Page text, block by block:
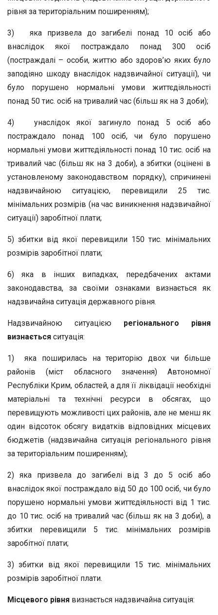
рівня за територіальним поширенням);
3) яка призвела до загибелі понад 10 осіб або
внаслідок якої постраждало понад 300 осіб
(постраждалі – особи, життю або здоров’ю яких було
заподіяно шкоду внаслідок надзвичайної ситуації), чи
було порушено нормальні умови життєдіяльності
понад 50 тис. осіб на тривалий час (більш як на 3 доби);
4) унаслідок якої загинуло понад 5 осіб або
постраждало понад 100 осіб, чи було порушено
нормальні умови життєдіяльності понад 10 тис. осіб на
тривалий час (більш як на 3 доби), а збитки (оцінені в
установленому законодавством порядку), спричинені
надзвичайною ситуацією, перевищили 25 тис.
мінімальних розмірів (на час виникнення надзвичайної
ситуації) заробітної плати;
5) збитки від якої перевищили 150 тис. мінімальних
розмірів заробітної плати;
6) яка в інших випадках, передбачених актами
законодавства, за своїми ознаками визнається як
надзвичайна ситуація державного рівня.
Надзвичайною ситуацією регіонального рівня
визнається ситуація:
1) яка поширилась на територію двох чи більше
районів (міст обласного значення) Автономної
Республіки Крим, областей, а для її ліквідації необхідні
матеріальні та технічні ресурси в обсягах, що
перевищують можливості цих районів, але не менш як
один відсоток обсягу видатків відповідних місцевих
бюджетів (надзвичайна ситуація регіонального рівня
за територіальним поширенням);
2) яка призвела до загибелі від 3 до 5 осіб або
внаслідок якої постраждало від 50 до 100 осіб, чи було
порушено нормальні умови життєдіяльності від 1 тис.
до 10 тис. осіб на тривалий час (більш як на 3 доби), а
збитки перевищили 5 тис. мінімальних розмірів
заробітної плати;
3) збитки від якої перевищили 15 тис. мінімальних
розмірів заробітної плати.
Місцевого рівня визнається надзвичайна ситуація: